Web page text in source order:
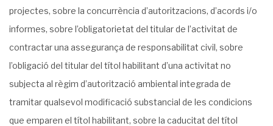
projectes, sobre la concurrència d’autoritzacions, d’acords i/o
informes, sobre l’obligatorietat del titular de l’activitat de
contractar una assegurança de responsabilitat civil, sobre
l’obligació del titular del títol habilitant d’una activitat no
subjecta al règim d’autorització ambiental integrada de
tramitar qualsevol modificació substancial de les condicions
que emparen el títol habilitant, sobre la caducitat del títol